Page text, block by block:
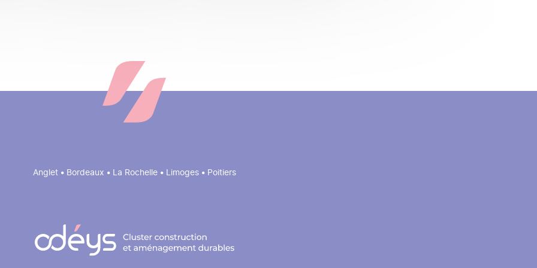
Anglet • Bordeaux • La Rochelle • Limoges • Poitiers